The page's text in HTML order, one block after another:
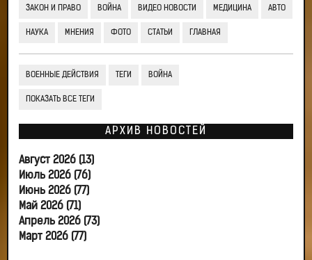
ЗАКОН И ПРАВО ВОЙНА ВИДЕО НОВОСТИ МЕДИЦИНА АВТО
НАУКА МНЕНИЯ ФОТО СТАТЬИ ГЛАВНАЯ
ВОЕННЫЕ ДЕЙСТВИЯ ТЕГИ ВОЙНА
ПОКАЗАТЬ ВСЕ ТЕГИ
АРХИВ НОВОСТЕЙ
Август 2026 (13)
Июль 2026 (76)
Июнь 2026 (77)
Май 2026 (71)
Апрель 2026 (73)
Март 2026 (77)